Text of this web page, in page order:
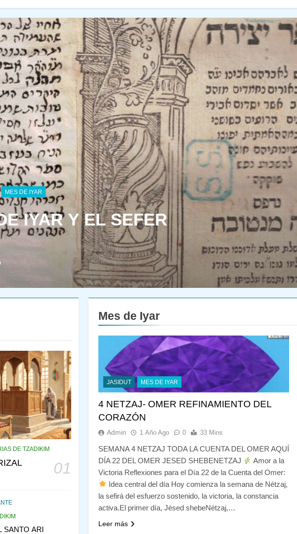
MES DE IYAR
IYAR Y EL SEFER
DE TZADIKIM
01
SANTO ARI
ES SABIO? EL
LO QUE VA A
JUDÍO
DE LOS
JUDÍO
Mes de Iyar
JASIDUT MES DE IYAR
4 NETZAJ- OMER REFINAMIENTO DEL
CORAZÓN
Admin 1 Año Ago 0 33 Mins
SEMANA 4 NETZAJ TODA LA CUENTA DEL OMER AQUÍ
DÍA 22 DEL OMER JESED SHEBENETZAJ
Amor a la
Victoria Reflexiones para el Día 22 de la Cuenta del Omer:
Idea central del día Hoy comienza la semana de Nétzaj,
la sefirá del esfuerzo sostenido, la victoria, la constancia
activa.El primer día, Jésed shebeNétzaj,…
Leer más